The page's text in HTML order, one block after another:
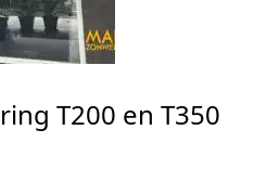
T200 en T350